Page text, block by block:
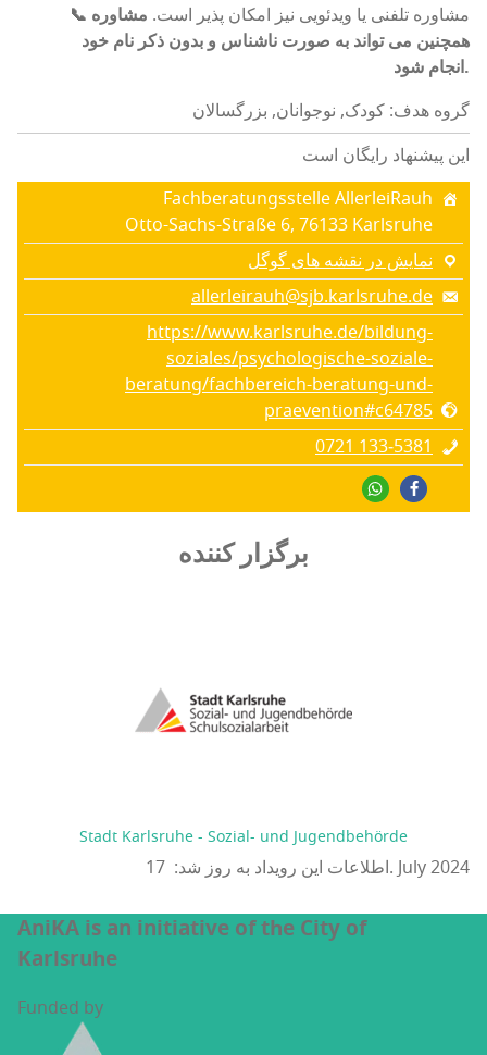
📞
مشاوره تلفنی یا ویدئویی نیز امکان پذیر است. مشاوره
همچنین می تواند به صورت ناشناس و بدون ذکر نام خود
انجام شود.
گروه هدف: کودک, نوجوانان, بزرگسالان
این پیشنهاد رایگان است
Fachberatungsstelle AllerleiRauh
Otto-Sachs-Straße 6, 76133 Karlsruhe
نمایش در نقشه های گوگل
allerleirauh@sjb.karlsruhe.de
https://www.karlsruhe.de/bildung-
soziales/psychologische-soziale-
beratung/fachbereich-beratung-und-
praevention#c64785
0721 133‑5381
برگزار کننده
Stadt Karlsruhe - Sozial- und Jugendbehörde
اطلاعات این رویداد به روز شد: 17. July 2024
AniKA is an initiative of the City of
Karlsruhe
Funded by